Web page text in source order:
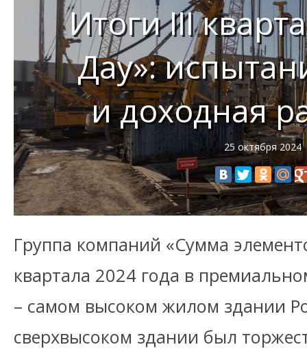
Итоги III
Дау»:
и доходная
25 октября 2024
Группа компаний «Сумма
квартала 2024 года в
– самом высоком жилом здании
сверхвысоком здании был